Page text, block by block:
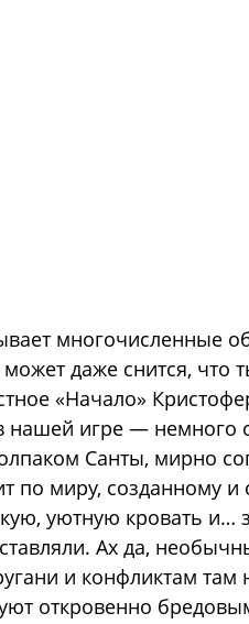
многочисленные
даже снится,
«Начало»
нашей игре — немного
Санты, мирно
по миру, созданному
уютную кровать и…
Ах да,
и конфликтам там
откровенно